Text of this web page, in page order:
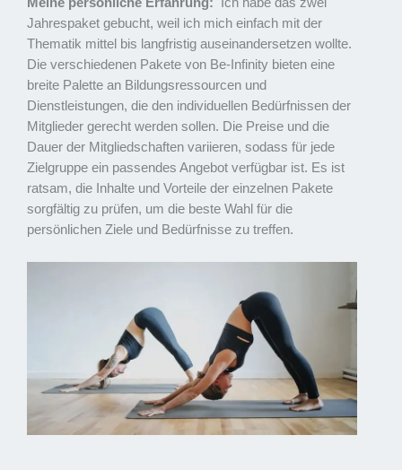
Jahrespaket gebucht, weil ich mich einfach mit der
Thematik mittel bis langfristig auseinandersetzen wollte.
Die verschiedenen Pakete von Be-Infinity bieten eine
breite Palette an Bildungsressourcen und
Dienstleistungen, die den individuellen Bedürfnissen der
Mitglieder gerecht werden sollen. Die Preise und die
Dauer der Mitgliedschaften variieren, sodass für jede
Zielgruppe ein passendes Angebot verfügbar ist. Es ist
ratsam, die Inhalte und Vorteile der einzelnen Pakete
sorgfältig zu prüfen, um die beste Wahl für die
persönlichen Ziele und Bedürfnisse zu treffen.